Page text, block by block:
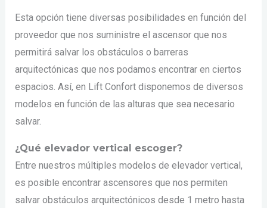
Esta opción tiene diversas posibilidades en función del
proveedor que nos suministre el ascensor que nos
permitirá salvar los obstáculos o barreras
arquitectónicas que nos podamos encontrar en ciertos
espacios. Así, en Lift Confort disponemos de diversos
modelos en función de las alturas que sea necesario
salvar.
¿Qué elevador vertical escoger?
Entre nuestros múltiples modelos de elevador vertical,
es posible encontrar ascensores que nos permiten
salvar obstáculos arquitectónicos desde 1 metro hasta